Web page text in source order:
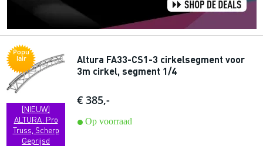
Popu
lair
[NIEUW]
ALTURA: Pro
Truss, Scherp
Geprijsd
Altura FA33-CS1-3 cirkelsegment voor
3m cirkel, segment 1/4
€ 385,-
Op voorraad